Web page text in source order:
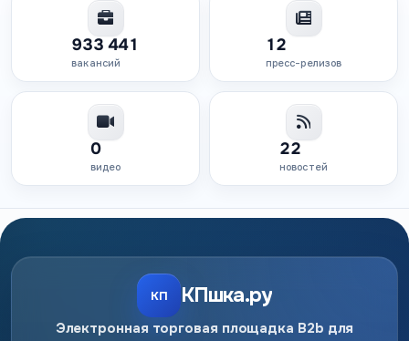
933 441
вакансий
12
пресс-релизов
0
видео
22
новостей
КП КПшка.ру
Электронная торговая площадка B2b для